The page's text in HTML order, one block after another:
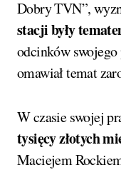
Dobry TVN”,
stacji były
odcinków swojego
omawiał temat
W czasie swojej
tysięcy złotych
Maciejem